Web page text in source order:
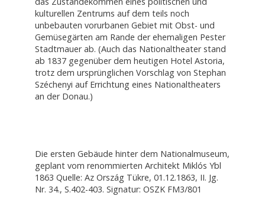
kulturellen Zentrums auf dem teils noch
unbebauten vorurbanen Gebiet mit Obst- und
Gemüsegärten am Rande der ehemaligen Pester
Stadtmauer ab. (Auch das Nationaltheater stand
ab 1837 gegenüber dem heutigen Hotel Astoria,
trotz dem ursprünglichen Vorschlag von Stephan
Széchenyi auf Errichtung eines Nationaltheaters
an der Donau.)
Die ersten Gebäude hinter dem Nationalmuseum,
geplant vom renommierten Architekt Miklós Ybl
1863 Quelle: Az Ország Tükre, 01.12.1863, II. Jg.
Nr. 34., S.402-403. Signatur: OSZK FM3/801